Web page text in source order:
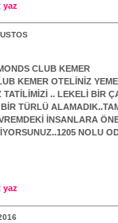
yaz
CLUB KEMER
KEMER OTELİNİZ
TATİLİMİZİ .. LEKELİ BİR
TÜRLÜ
İNSANLARA
NOLU
yaz